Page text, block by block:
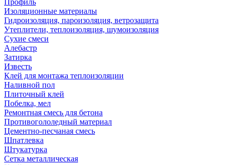
Профиль
Изоляционные материалы
Гидроизоляция, пароизоляция, ветрозащита
Утеплители, теплоизоляция, шумоизоляция
Сухие смеси
Алебастр
Затирка
Известь
Клей для монтажа теплоизоляции
Наливной пол
Плиточный клей
Побелка, мел
Ремонтная смесь для бетона
Противогололедный материал
Цементно-песчаная смесь
Шпатлевка
Штукатурка
Сетка металлическая